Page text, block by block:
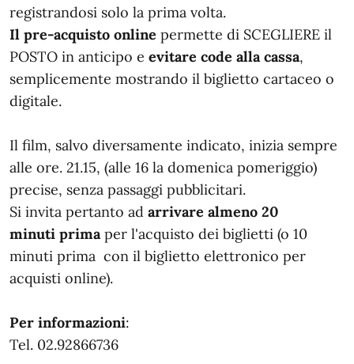
registrandosi solo la prima volta.
Il pre-acquisto online permette di SCEGLIERE il
POSTO in anticipo e evitare code alla cassa,
semplicemente mostrando il biglietto cartaceo o
digitale.
Il film, salvo diversamente indicato, inizia sempre
alle ore. 21.15, (alle 16 la domenica pomeriggio)
precise, senza passaggi pubblicitari.
Si invita pertanto ad arrivare almeno 20
minuti primaper l'acquisto dei biglietti (o 10
minuti prima con il biglietto elettronico per
acquisti online).
Per informazioni:
Tel. 02.92866736